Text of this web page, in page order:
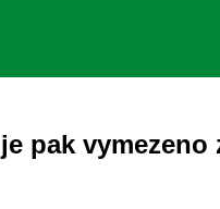
pak vymezeno